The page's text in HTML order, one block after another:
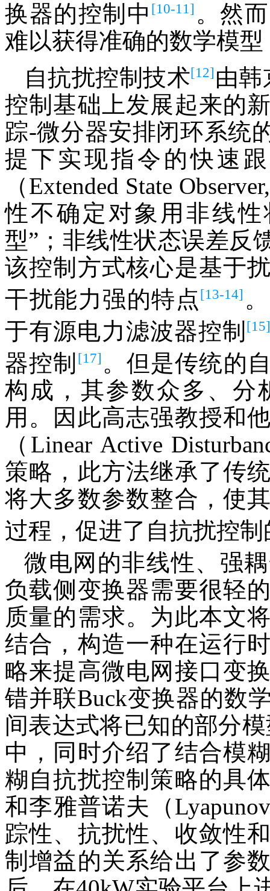
换器的控制中 [10-11] 。然
难以获得准确的数学模
自抗扰控制技术[12] 由韩
控制基础上发展起来的
踪-微分器安排闭环系统
提下实现指令的快速
（Extended State
性不确定对象用非线
型”；非线性状态误差反
该控制方式核心是基于
干扰能力强的特点 [13-14]
于有源电力滤波器控制
器控制 [17] 。但是传统的
构成，其参数众多、分
用。因此高志强教授和
（Linear Active
策略，此方法继承了传
将大多数参数整合，使
过程，促进了自抗扰控
微电网的非线性、强
负载侧变换器需要很轻
质量的需求。为此本文
结合，构造一种在运行
略来提高微电网接口变
错并联Buck变换器的数
间表达式将已知的部分
中，同时介绍了结合模
糊自抗扰控制策略的具
和李雅普诺夫（
踪性、抗扰性、收敛性
制增益的关系给出了参